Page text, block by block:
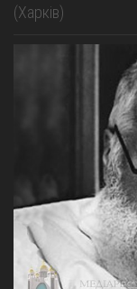
(Харків)